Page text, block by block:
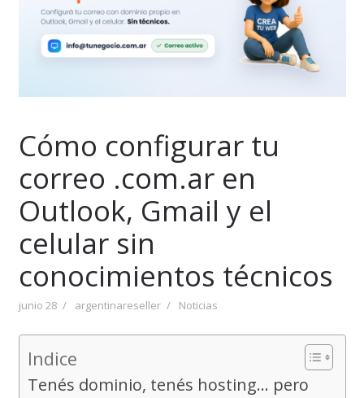
Cómo configurar tu
correo .com.ar en
Outlook, Gmail y el
celular sin
conocimientos técnicos
junio 28 argentinareseller Noticias
Indice
Tenés dominio, tenés hosting… pero